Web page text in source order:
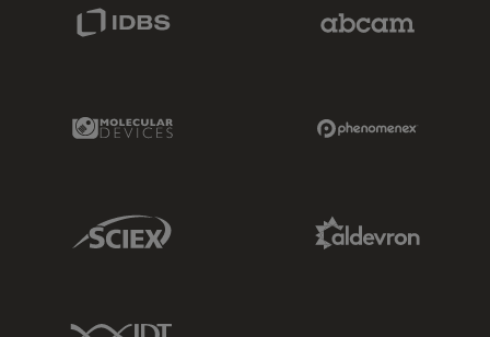
Molecular Devices Link
Sciex Link
IDT Link